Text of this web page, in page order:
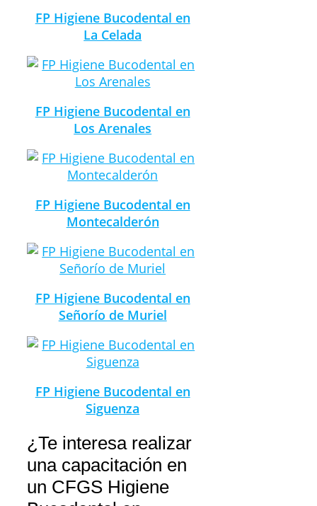
FP Higiene Bucodental en
La Celada
FP Higiene Bucodental en
Los Arenales
FP Higiene Bucodental en
Montecalderón
FP Higiene Bucodental en
Señorío de Muriel
FP Higiene Bucodental en
Siguenza
¿Te interesa realizar
una capacitación en
un CFGS Higiene